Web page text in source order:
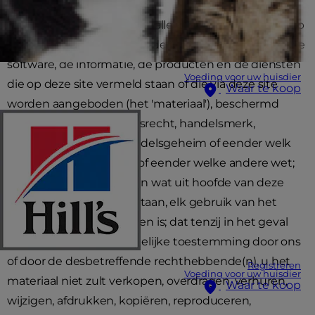
Voeding voor uw huisdier
Waar te koop
Registreren
Voeding voor uw huisdier
Waar te koop
U erkent en aanvaardt dat alle materiaal, met inbegrip
van maar niet beperkt tot de inhoud, de gegevens, de
software, de informatie, de producten en de diensten
die op deze site vermeld staan of die via deze site
worden aangeboden (het 'materiaal'), beschermd
worden door het auteursrecht, handelsmerk,
dienstmerk, octrooi, handelsgeheim of eender welk
ander eigendomsrecht of eender welke andere wet;
dat met uitzondering van wat uit hoofde van deze
overeenkomst is toegestaan, elk gebruik van het
materiaal streng verboden is; dat tenzij in het geval
van voorafgaande schriftelijke toestemming door ons
of door de desbetreffende rechthebbende(n), u het
materiaal niet zult verkopen, overdragen, verhuren,
wijzigen, afdrukken, kopiëren, reproduceren,